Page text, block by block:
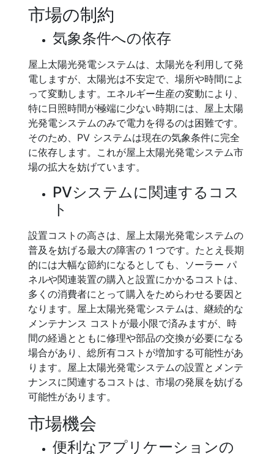
市場の制約
気象条件への依存
屋上太陽光発電システムは、太陽光を利用して発
電しますが、太陽光は不安定で、場所や時間によ
って変動します。エネルギー生産の変動により、
特に日照時間が極端に少ない時期には、屋上太陽
光発電システムのみで電力を得るのは困難です。
そのため、PV システムは現在の気象条件に完全
に依存します。これが屋上太陽光発電システム市
場の拡大を妨げています。
PVシステムに関連するコス
ト
設置コストの高さは、屋上太陽光発電システムの
普及を妨げる最大の障害の 1 つです。たとえ長期
的には大幅な節約になるとしても、ソーラー パ
ネルや関連装置の購入と設置にかかるコストは、
多くの消費者にとって購入をためらわせる要因と
なります。屋上太陽光発電システムは、継続的な
メンテナンス コストが最小限で済みますが、時
間の経過とともに修理や部品の交換が必要になる
場合があり、総所有コストが増加する可能性があ
ります。屋上太陽光発電システムの設置とメンテ
ナンスに関連するコストは、市場の発展を妨げる
可能性があります。
市場機会
便利なアプリケーションの